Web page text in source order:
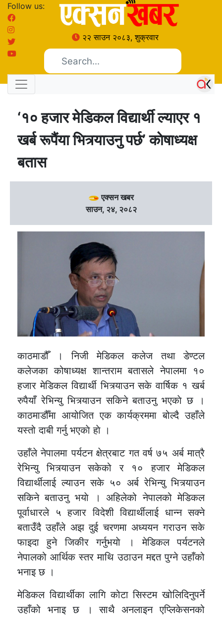
Follow us:
२२ साउन २०८३, शुक्रवार
‘१० हजार मेडिकल विद्यार्थी ल्याएर १
खर्ब रूपैंया भित्र्याउनु पर्छ’ काेषाध्यक्ष
बतास
एक्सन खबर
साउन, २४, २०८२
काठमाडौँ । निजी मेडिकल कलेज तथा डेण्टल
कलेजका कोषाध्यक्ष शान्तराम बतासले नेपालमा १०
हजार मेडिकल विद्यार्थी भित्र्याउन सके वार्षिक १ खर्ब
रुपैयाँ रेभिन्यु भित्र्याउन सकिने बताउनु भएकाे छ ।
काठमाडौँमा आयोजित एक कार्यक्रममा बोल्दै उहाँले
यस्तो दाबी गर्नु भएकाे हाे ।
उहाँले नेपालमा पर्यटन क्षेत्रबाट गत वर्ष ७५ अर्ब मात्रै
रेभिन्यु भित्र्याउन सकेको र १० हजार मेडिकल
विद्यार्थीलाई ल्याउन सके ५० अर्ब रेभिन्यु भित्र्याउन
सकिने बताउनु भयाे । अहिलेको नेपालको मेडिकल
पूर्वाधारले ५ हजार विदेशी विद्यार्थीलाई धान्न सक्ने
बताउँदै उहाँले अझ दुई चरणमा अध्ययन गराउन सके
फाइदा हुने जिकीर गर्नुभयाे । मेडिकल पर्यटनले
नेपालको आर्थिक स्तर माथि उठाउन मद्दत पुग्ने उहाँको
भनाइ छ ।
मेडिकल विद्यार्थीका लागि कोटा सिस्टम खोलिदिनुपर्ने
उहाँको भनाइ छ । साथै अनलाइन एप्लिकेसनको